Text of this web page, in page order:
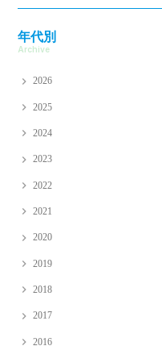
年代別
Archive
2026
2025
2024
2023
2022
2021
2020
2019
2018
2017
2016